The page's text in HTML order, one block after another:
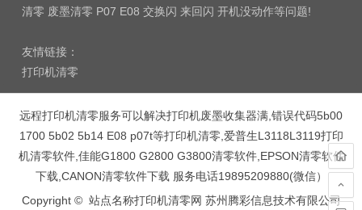
清零 废墨清零 P07 E08 交换闪 来回闪 开机没动作等问题!
友情链接：
打印机清零
远程打印机清零服务可以解决打印机废墨收集器满,错误代码5b00
1700 5b02 5b14 E08 p07t等打印机清零,爱普生L3118L3119打印
机清零软件,佳能G1800 G2800 G3800清零软件,EPSON清零软件
下载,CANON清零软件下载 服务电话19895209880(微信）
Copyright © 站点名称打印机清零网 苏州腾彩信息技术有限公司